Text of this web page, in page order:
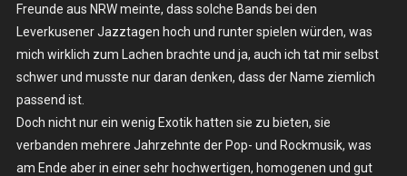
Freunde aus NRW meinte, dass solche Bands bei den
Leverkusener Jazztagen hoch und runter spielen würden, was
mich wirklich zum Lachen brachte und ja, auch ich tat mir selbst
schwer und musste nur daran denken, dass der Name ziemlich
passend ist.
Doch nicht nur ein wenig Exotik hatten sie zu bieten, sie
verbanden mehrere Jahrzehnte der Pop- und Rockmusik, was
am Ende aber in einer sehr hochwertigen, homogenen und gut